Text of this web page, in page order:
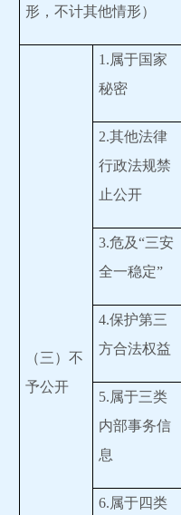
形，不计其他情形）
（三）不
予公开
1.属于国家
秘密
2.其他法律
行政法规禁
止公开
3.危及“三安
全一稳定”
4.保护第三
方合法权益
5.属于三类
内部事务信
息
6.属于四类